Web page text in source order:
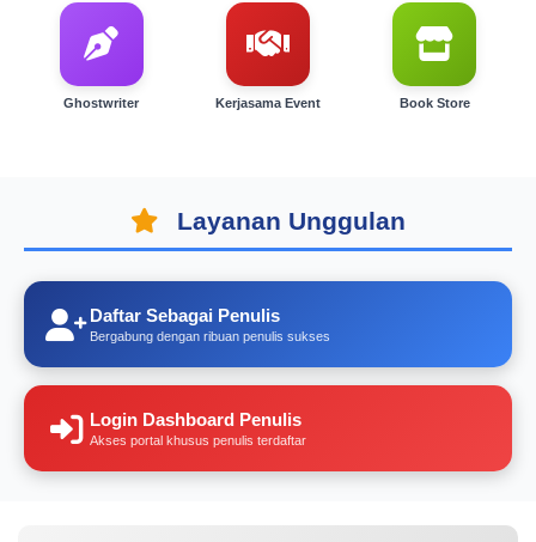
Ghostwriter Kerjasama Event Book Store
Layanan Unggulan
Daftar Sebagai Penulis
Bergabung dengan ribuan penulis sukses
Login Dashboard Penulis
Akses portal khusus penulis terdaftar